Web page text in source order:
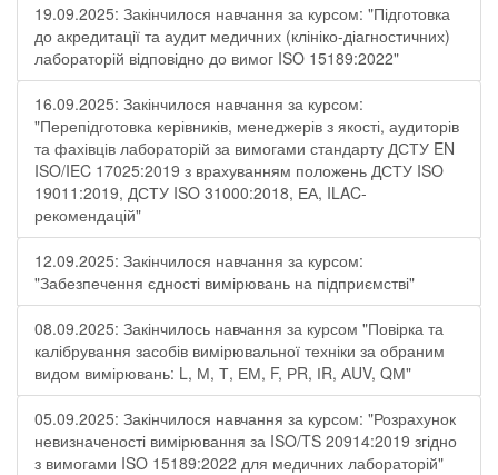
19.09.2025: Закінчилося навчання за курсом: "Підготовка
до акредитації та аудит медичних (клініко-діагностичних)
лабораторій відповідно до вимог ISO 15189:2022"
16.09.2025: Закінчилося навчання за курсом:
"Перепідготовка керівників, менеджерів з якості, аудиторів
та фахівців лабораторій за вимогами стандарту ДСТУ EN
ISO/IEC 17025:2019 з врахуванням положень ДСТУ ISO
19011:2019, ДСТУ ISO 31000:2018, ЕА, ILAC-
рекомендацій"
12.09.2025: Закінчилося навчання за курсом:
"Забезпечення єдності вимірювань на підприємстві"
08.09.2025: Закінчилось навчання за курсом "Повірка та
калібрування засобів вимірювальної техніки за обраним
видом вимірювань: L, М, Т, ЕМ, F, РR, ІR, АUV, QМ"
05.09.2025: Закінчилося навчання за курсом: "Розрахунок
невизначеності вимірювання за ISO/TS 20914:2019 згідно
з вимогами ISO 15189:2022 для медичних лабораторій"